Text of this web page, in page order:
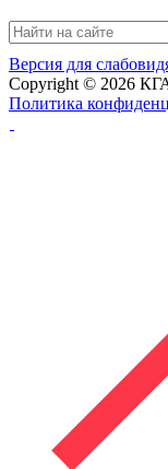
Версия для
Copyright © 2026
Политика